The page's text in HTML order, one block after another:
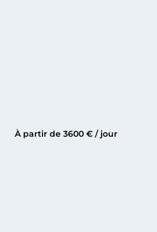
À partir de 3600 € / jour
GALEON 500 FLYCANNES